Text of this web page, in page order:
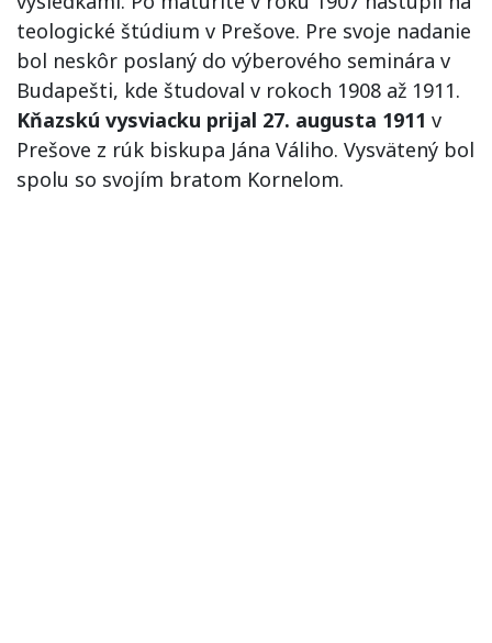
teologické štúdium v Prešove. Pre svoje nadanie
bol neskôr poslaný do výberového seminára v
Budapešti, kde študoval v rokoch 1908 až 1911.
Kňazskú vysviacku prijal 27. augusta 1911 v
Prešove z rúk biskupa Jána Váliho. Vysvätený bol
spolu so svojím bratom Kornelom.